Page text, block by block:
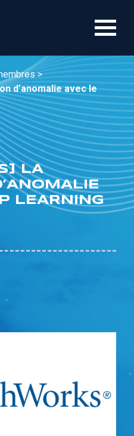
>
d’anomalie avec le
LA
LEARNING
LinkedIn